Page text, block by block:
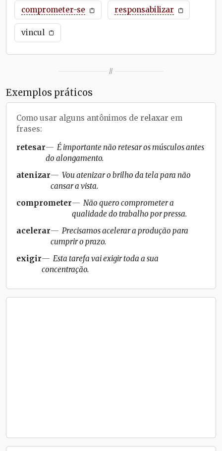
comprometer-se responsabilizar
vincul
//
Exemplos práticos
Como usar alguns antônimos de relaxar em
frases:
retesar
É importante não retesar os músculos antes
do alongamento.
atenizar
Vou atenizar o brilho da tela para não
cansar a vista.
comprometer
Não quero comprometer a
qualidade do trabalho por pressa.
acelerar
Precisamos acelerar a produção para
cumprir o prazo.
exigir
Esta tarefa vai exigir toda a sua
concentração.